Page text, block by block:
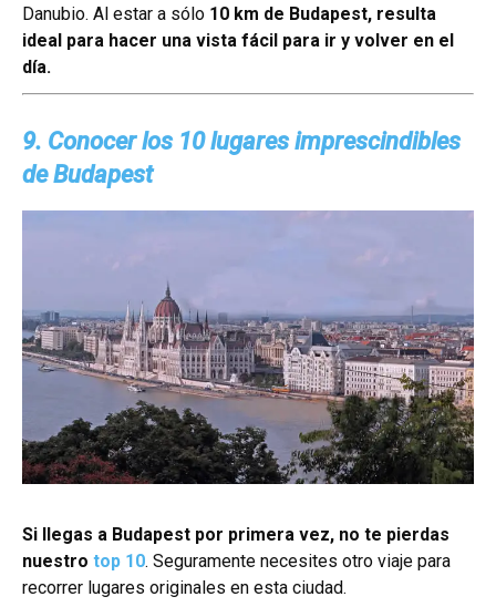
Danubio. Al estar a sólo 10 km de Budapest, resulta
ideal para hacer una vista fácil para ir y volver en el
día.
9. Conocer los 10 lugares imprescindibles
de Budapest
Si llegas a Budapest por primera vez, no te pierdas
nuestro top 10. Seguramente necesites otro viaje para
recorrer lugares originales en esta ciudad.